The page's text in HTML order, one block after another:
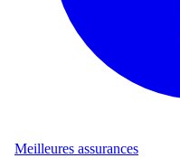
Meilleures assurances